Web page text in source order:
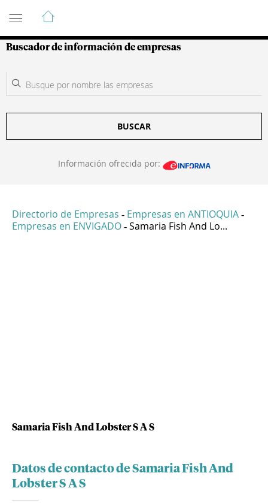
Guía de Empresas Colombianas
Buscador de información de empresas
BUSCAR
Información ofrecida por:
Directorio de Empresas - Empresas en ANTIOQUIA -
Empresas en ENVIGADO - Samaria Fish And Lo...
Samaria Fish And Lobster S A S
Datos de contacto de Samaria Fish And
Lobster S A S